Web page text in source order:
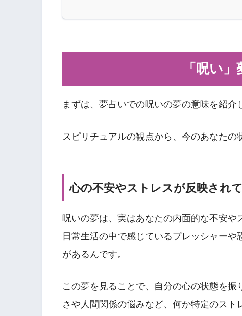
「呪い
まずは、夢占いでの呪いの夢の意味を紹介
スピリチュアルの観点から、今のあなたの
心の不安やストレスが反映され
呪いの夢は、実はあなたの内面的な不安や
日常生活の中で感じているプレッシャー
があるんです。
この夢を見ることで、自分の心の状態を
さや人間関係の悩みなど、何か特定のス